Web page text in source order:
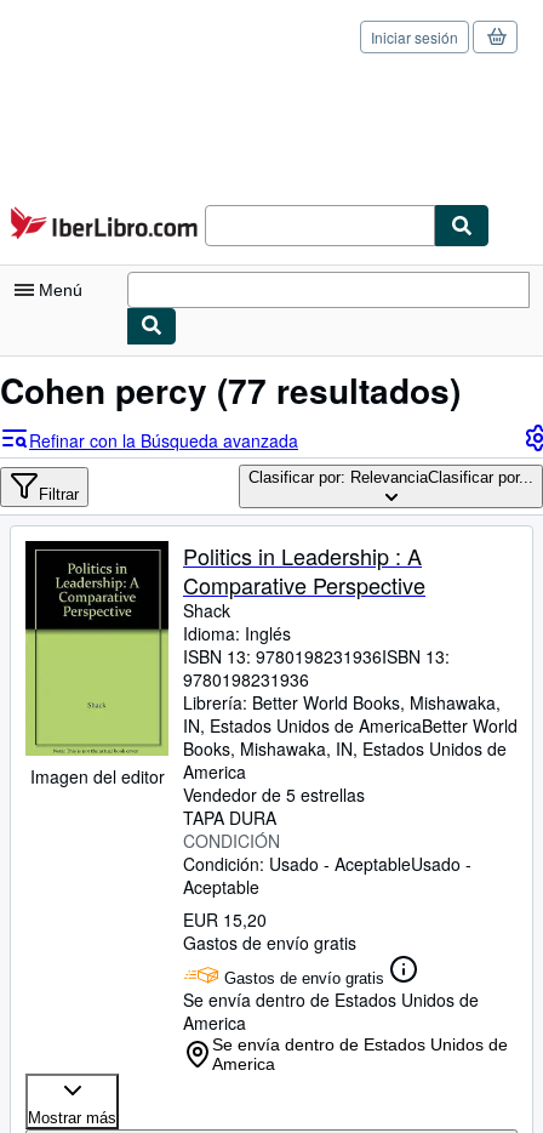
Pasar al contenido principal
IberLibro.com
Iniciar sesión
Menú
Mi cuenta
Consultar mis pedidos
Cerrar sesión
Búsqueda avanzada
Colecciones
Libros antiguos
Arte y coleccionismo
Comenzar a vender
Ayuda
CERRAR
Cohen percy (77 resultados)
Refinar con la Búsqueda avanzada
Filtrar
Clasificar por: RelevanciaClasificar por...
Imagen del editor
Politics in Leadership : A
Comparative Perspective
Shack
Idioma: Inglés
ISBN 13: 9780198231936ISBN 13:
9780198231936
Librería: Better World Books, Mishawaka,
IN, Estados Unidos de AmericaBetter World
Books, Mishawaka, IN, Estados Unidos de
America
Vendedor de 5 estrellas
TAPA DURA
CONDICIÓN
Condición: Usado - AceptableUsado -
Aceptable
EUR 15,20
Gastos de envío gratis
Gastos de envío gratis
Se envía dentro de Estados Unidos de
America
Se envía dentro de Estados Unidos de
America
Mostrar más